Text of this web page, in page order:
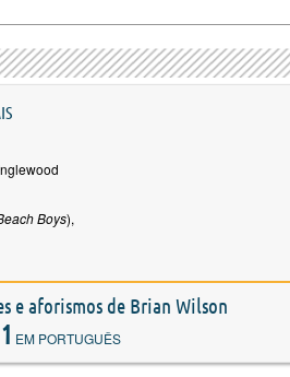
Boys),
e aforismos de Brian Wilson
1 EM PORTUGUÊS